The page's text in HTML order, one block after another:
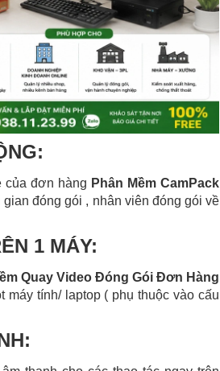
của đơn hàng Phân Mềm CamPack
đóng gói , nhân viên đóng gói về
1 MÁY:
Quay Video Đóng Gói Đơn Hàng
máy tính/ laptop ( phụ thuộc vào cấu